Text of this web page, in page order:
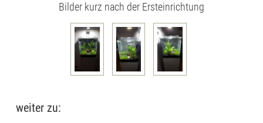
Bilder kurz nach der Ersteinrichtung
weiter zu: